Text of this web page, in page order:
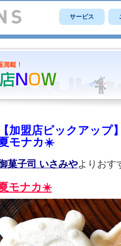
サービス
【加盟店ピックアップ
モナカ☀️
菓子司 いさみやよりおす
モナカ☀️